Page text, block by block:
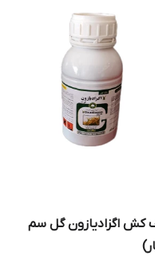
کش اگزادیازون گل سم